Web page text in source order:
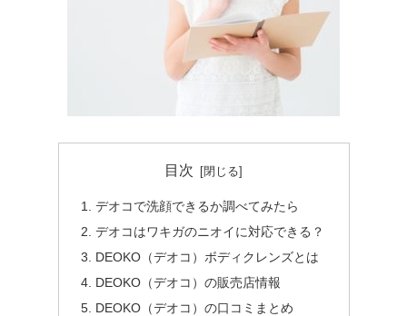
目次
デオコで洗顔できるか調べてみたら
デオコはワキガのニオイに対応できる？
DEOKO（デオコ）ボディクレンズとは
DEOKO（デオコ）の販売店情報
DEOKO（デオコ）の口コミまとめ